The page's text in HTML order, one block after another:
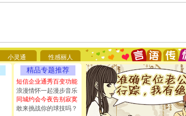
小灵通 性感丽人
精品专题推荐
短信企业通秀百变功能
浪漫情怀一起漫步音乐
同城约会今夜告别寂寞
敢来挑战你的球技吗？
你太多，只有给你五千万：千万快
要平安！千万要知足！千万不要忘记
[圣诞节]不只这样的日子才会想起你
能正大光明地骚扰你,告诉你,圣诞要
都要快乐噢!
[圣诞节]奉上一颗祝福的心,在这个
如意,快乐,鲜花,一切美好的祝愿与你
[元旦]看到你我会触电；看不到你我
断电。爱你是我职业，想你是我事业